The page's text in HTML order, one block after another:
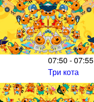
07:50 - 07:55
Три кота